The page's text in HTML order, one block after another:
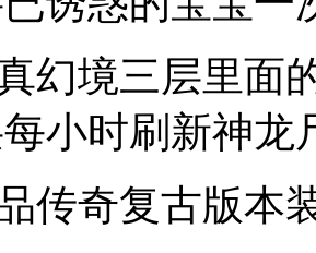
境三层里面的
小时刷新神龙
传奇复古版本